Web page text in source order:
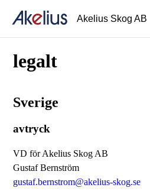
Akelius Skog AB
legalt
Sverige
avtryck
VD för Akelius Skog AB
Gustaf Bernström
gustaf.bernstrom@akelius-skog.se